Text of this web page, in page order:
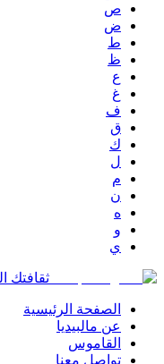
ص
ض
ط
ظ
ع
غ
ف
ق
ك
ل
م
ن
ه
و
ي
ثقافتك
الصفحة الرئيسية
عن مالبيديا
القاموس
تواصل معنا